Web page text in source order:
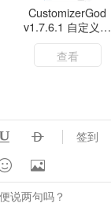
CustomizerGod
v1.7.6.1 自定义电
脑系统图标软件
查看
  签到
